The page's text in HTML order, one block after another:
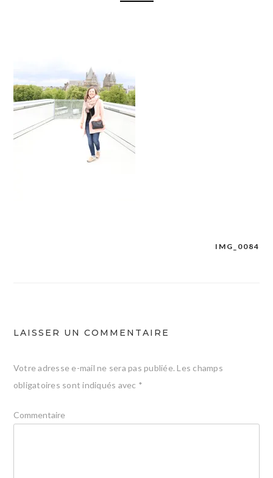
IMG_0084
LAISSER UN COMMENTAIRE
Votre adresse e-mail ne sera pas publiée. Les champs
obligatoires sont indiqués avec *
Commentaire